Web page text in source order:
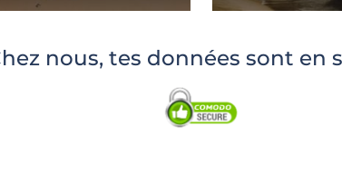
nous, tes données sont en